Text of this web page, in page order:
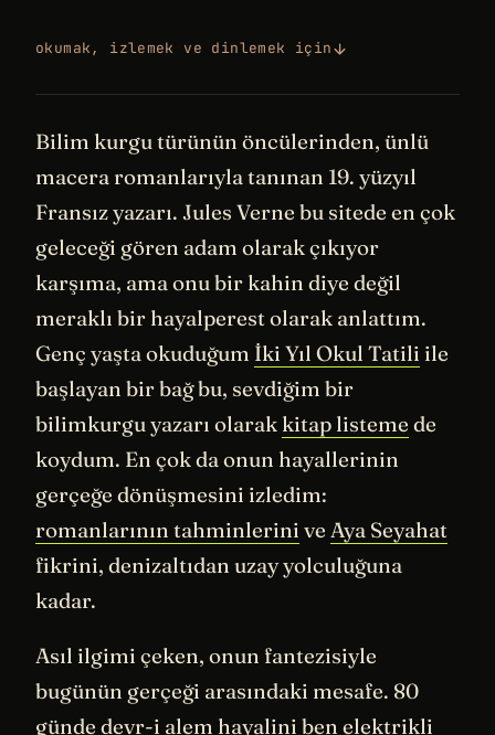
okumak, izlemek ve dinlemek için
Bilim kurgu türünün öncülerinden, ünlü
macera romanlarıyla tanınan 19. yüzyıl
Fransız yazarı. Jules Verne bu sitede en çok
geleceği gören adam olarak çıkıyor
karşıma, ama onu bir kahin diye değil
meraklı bir hayalperest olarak anlattım.
Genç yaşta okuduğum İki Yıl Okul Tatili ile
başlayan bir bağ bu, sevdiğim bir
bilimkurgu yazarı olarak kitap listeme de
koydum. En çok da onun hayallerinin
gerçeğe dönüşmesini izledim:
romanlarının tahminlerini ve Aya Seyahat
fikrini, denizaltıdan uzay yolculuğuna
kadar.
Asıl ilgimi çeken, onun fantezisiyle
bugünün gerçeği arasındaki mesafe. 80
günde devr-i alem hayalini ben elektrikli